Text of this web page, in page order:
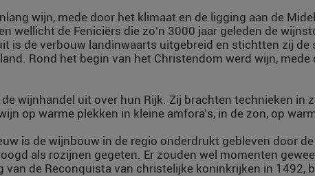
wijn, mede door het klimaat en de ligging aan de
wellicht de Feniciërs die zo’n 3000 jaar geleden de
is de verbouw landinwaarts uitgebreid en stichtten zij
Rond het begin van het Christendom werd wijn,
wijnhandel uit over hun Rijk. Zij brachten technieken in
op warme plekken in kleine amfora’s, in de zon, op
is de wijnbouw in de regio onderdrukt gebleven door
als rozijnen gegeten. Er zouden wel momenten
van de Reconquista van christelijke koninkrijken in 1492,